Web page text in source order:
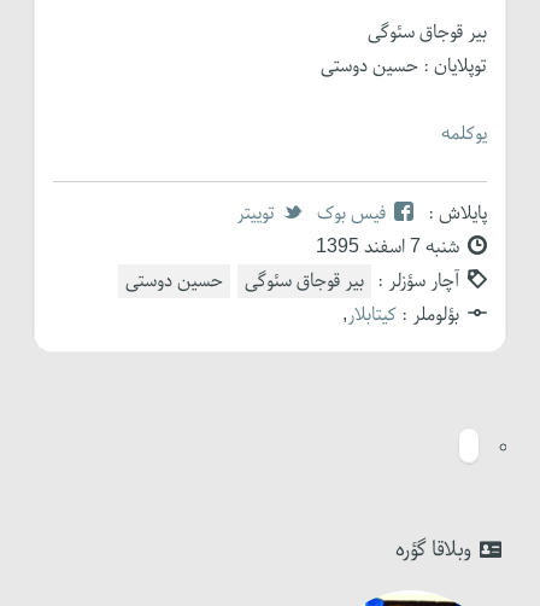
بیر قوجاق سئوگی
توپلایان : حسین دوستی
یوکلمه
پایلاش : فیس بوک
توییتر
شنبه 7 اسفند 1395
آچار سؤزلر : بیر قوجاق سئوگی
حسین دوستی
بؤلوملر : کیتابلار,
وبلاقا گؤره